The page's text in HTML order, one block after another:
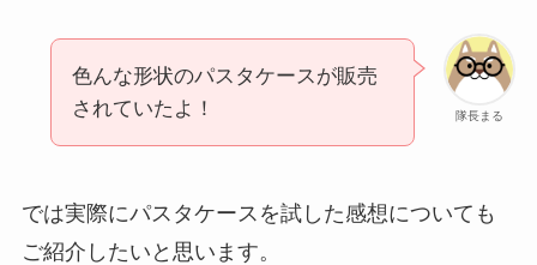
隊長まる
色んな形状のパスタケースが販売
されていたよ！
では実際にパスタケースを試した感想についても
ご紹介したいと思います。